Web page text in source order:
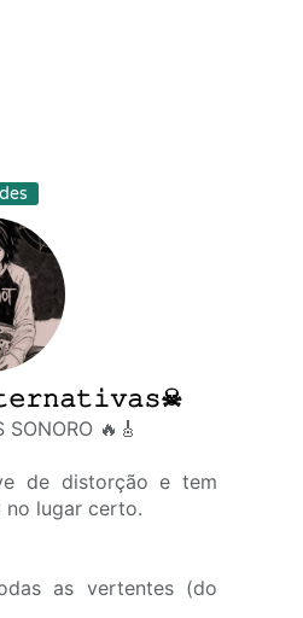
SONORO 🔥🎸
de distorção e tem
lugar certo.
as vertentes (do